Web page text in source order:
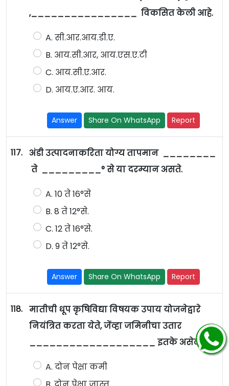
,________________ विकसित केली आहे.
A. सी.आर.आय.डी.ए.
B. आय.सी.आर, आय.एस.ए.टी
C. आय.सी.ए.आर.
D. आय.ए.आर. आय.
Answer Share On WhatsApp Report
117. अंडी उत्पादनाकरिता योग्य तापमान ________
ते _________° से या दरम्यान असते.
A. 10 ते 16°से
B. 8 ते 12°से.
C. 12 ते 16°से.
D. 9 ते 12°से.
Answer Share On WhatsApp Report
118. मातीची धूप कृषिविद्या विषयक उपाय योजनेद्वारे
नियंत्रित करता येते, जेंव्हा जमिनीचा उतार
___________________ इतके असेल.
A. दोन पेक्षा कमी